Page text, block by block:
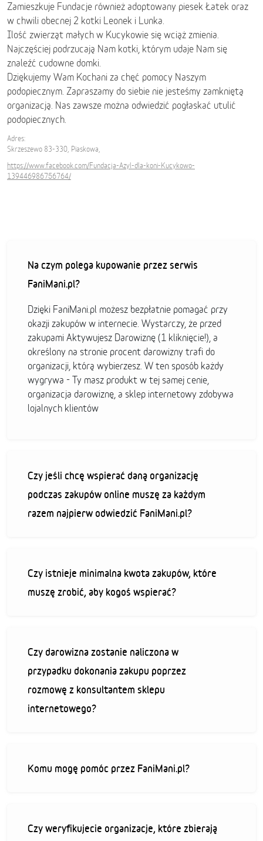
Zamieszkuje Fundacje również adoptowany piesek Łatek oraz
w chwili obecnej 2 kotki Leonek i Lunka.
Ilość zwierząt małych w Kucykowie się wciąż zmienia.
Najczęściej podrzucają Nam kotki, którym udaje Nam się
znaleźć cudowne domki.
Dziękujemy Wam Kochani za chęć pomocy Naszym
podopiecznym. Zapraszamy do siebie nie jesteśmy zamkniętą
organizacją. Nas zawsze można odwiedzić pogłaskać utulić
podopiecznych.
Adres:
Skrzeszewo 83-330, Piaskowa,
https://www.facebook.com/Fundacja-Azyl-dla-koni-Kucykowo-
139446986756764/
Na czym polega kupowanie przez serwis
FaniMani.pl?
Dzięki FaniMani.pl możesz bezpłatnie pomagać przy
okazji zakupów w internecie. Wystarczy, że przed
zakupami Aktywujesz Darowiznę (1 kliknięcie!), a
określony na stronie procent darowizny trafi do
organizacji, którą wybierzesz. W ten sposób każdy
wygrywa - Ty masz produkt w tej samej cenie,
organizacja darowiznę, a sklep internetowy zdobywa
lojalnych klientów
Czy jeśli chcę wspierać daną organizację
podczas zakupów online muszę za każdym
razem najpierw odwiedzić FaniMani.pl?
Czy istnieje minimalna kwota zakupów, które
muszę zrobić, aby kogoś wspierać?
Czy darowizna zostanie naliczona w
przypadku dokonania zakupu poprzez
rozmowę z konsultantem sklepu
internetowego?
Komu mogę pomóc przez FaniMani.pl?
Czy weryfikujecie organizacje, które zbierają